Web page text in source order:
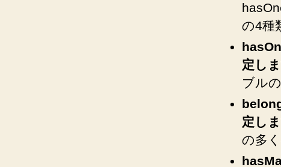
の4種
定しま
ブル
定 し
の多